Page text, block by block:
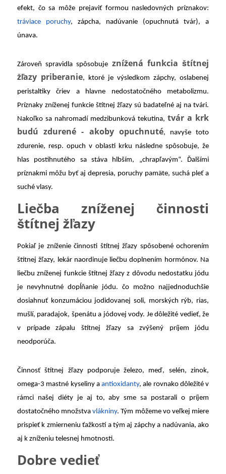
efekt, čo sa môže prejaviť formou nasledovných príznakov:
tráviace poruchy, zápcha, nadúvanie (opuchnutá tvár), a
únava.
Zároveň spravidla spôsobuje znížená funkcia štítnej
žľazy priberanie, ktoré je výsledkom zápchy, oslabenej
peristaltiky čriev a hlavne nedostatočného metabolizmu.
Príznaky zníženej funkcie štítnej žľazy sú badateľné aj na tvári.
Nakoľko sa nahromadí medzibunková tekutina, tvár a krk
budú zdurené - akoby opuchnuté, navyše toto
zdurenie, resp. opuch v oblasti krku následne spôsobuje, že
hlas postihnutého sa stáva hlbším, „chrapľavým“. Ďalšími
príznakmi môžu byť aj depresia, poruchy pamäte, suchá pleť a
suché vlasy.
Liečba zníženej činnosti
štítnej žľazy
Pokiaľ je zníženie činnosti štítnej žľazy spôsobené ochorením
štítnej žľazy, lekár naordinuje liečbu doplnením hormónov. Na
liečbu zníženej funkcie štítnej žľazy z dôvodu nedostatku jódu
je nevyhnutné dopĺňanie jódu. čo možno najjednoduchšie
dosiahnuť konzumáciou jodidovanej soli, morských rýb, rias,
mušlí, paradajok, špenátu a jódovej vody. Je dôležité vedieť, že
v prípade zápalu štítnej žľazy sa zvýšený príjem jódu
neodporúča.
Činnosť štítnej žľazy podporuje železo, meď, selén, zinok,
omega-3 mastné kyseliny a antioxidanty, ale rovnako dôležité v
rámci našej diéty je aj to, aby sme sa postarali o príjem
dostatočného množstvavlákniny. Tým môžeme vo veľkej miere
prispieť k zmierneniu ťažkostí a tým aj zápchy a nadúvania, ako
aj k zníženiu telesnej hmotnosti.
Dobre vedieť